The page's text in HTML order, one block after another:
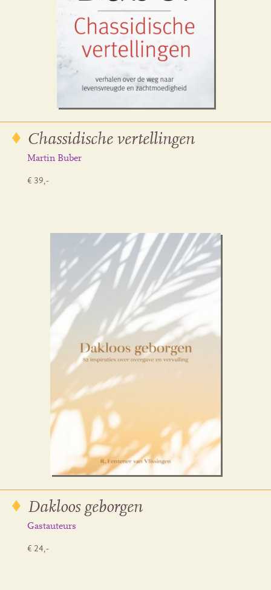
Chassidische vertellingen
Martin Buber
€ 39,-
Dakloos geborgen
Gastauteurs
€ 24,-